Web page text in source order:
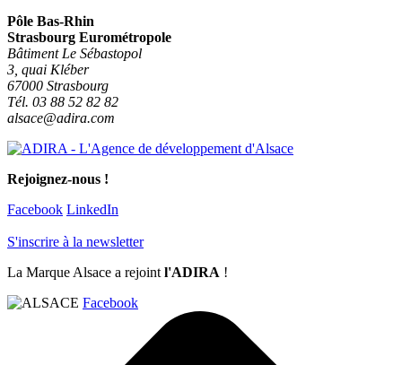
Pôle Bas-Rhin
Strasbourg Eurométropole
Bâtiment Le Sébastopol
3, quai Kléber
67000 Strasbourg
Tél. 03 88 52 82 82
alsace@adira.com
Rejoignez-nous !
Facebook LinkedIn
S'inscrire à la newsletter
La Marque Alsace a rejoint l'ADIRA !
Facebook